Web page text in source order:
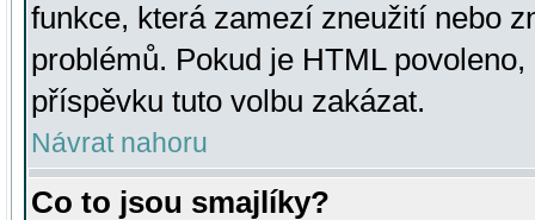
funkce, která zamezí zneužití nebo
problémů. Pokud je HTML
příspěvku tuto volbu zakázat.
Návrat nahoru
Co to jsou smajlíky?